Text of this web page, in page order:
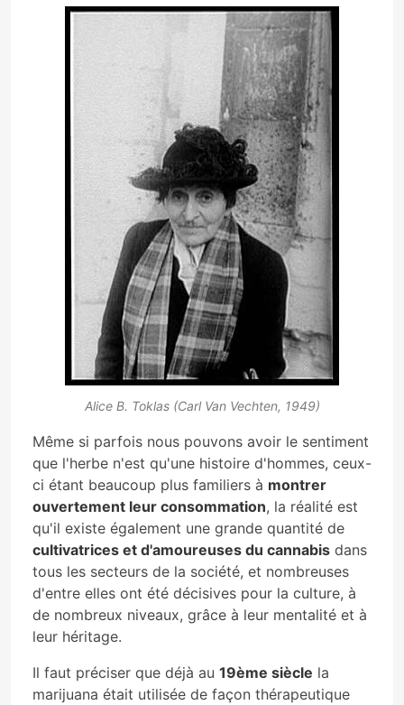
Alice B. Toklas (Carl Van Vechten, 1949)
Même si parfois nous pouvons avoir le sentiment
que l'herbe n'est qu'une histoire d'hommes, ceux-
ci étant beaucoup plus familiers à montrer
ouvertement leur consommation, la réalité est
qu'il existe également une grande quantité de
cultivatrices et d'amoureuses du cannabis dans
tous les secteurs de la société, et nombreuses
d'entre elles ont été décisives pour la culture, à
de nombreux niveaux, grâce à leur mentalité et à
leur héritage.
Il faut préciser que déjà au 19ème siècle la
marijuana était utilisée de façon thérapeutique